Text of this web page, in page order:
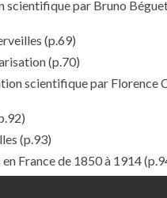
scientifique par Bruno
(p.69)
(p.70)
scientifique par Florence
(p.93)
France de 1850 à 1914